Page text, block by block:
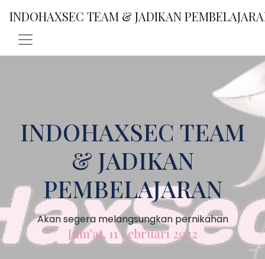
INDOHAXSEC TEAM & JADIKAN
INDOHAXSEC TEAM
& JADIKAN
PEMBELAJARAN
Akan segera melangsungkan pernikahan
Jum'at, 11 Februari 2022